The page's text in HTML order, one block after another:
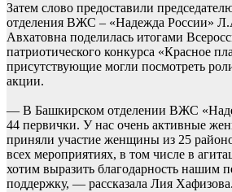
Затем слово предоставили
отделения ВЖС – «Надежда России»
Авхатовна поделилась итогами
патриотического конкурса «Красное
присутствующие могли посмотреть
акции.
— В Башкирском отделении ВЖС
44 первички. У нас очень активные
приняли участие женщины из 25
всех мероприятиях, в том числе в
хотим выразить благодарность нашим
поддержку, — рассказала Лия Хафизова.